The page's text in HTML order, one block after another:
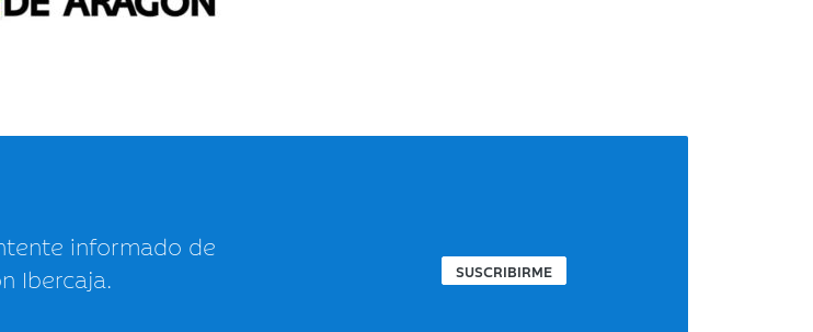
informado de
Ibercaja.
SUSCRIBIRME